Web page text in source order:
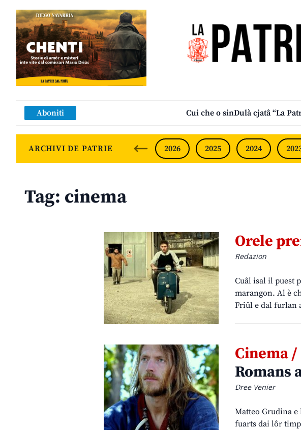
Aboniti Cui che o sinDulà cjatâ “La
ARCHIVI DE PATRIE 2026 2025 2024
Tag: cinema
Orele
Redazion
Cuâl isal il puest
marangon. Al è
Friûl e dal furlan
Cinema /
Romans
Dree Venier
Matteo Grudina
fuarts dai lôr